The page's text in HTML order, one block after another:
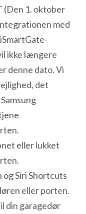
(Den 1. oktober
med
ikke længere
denne dato. Vi
det
eller lukket
Siri Shortcuts
eller porten.
din garagedør